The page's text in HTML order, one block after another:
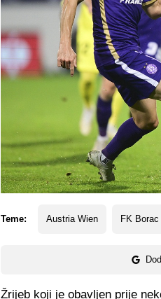
Teme: Austria Wien FK Borac
Žrijeb koji je obavljen prije